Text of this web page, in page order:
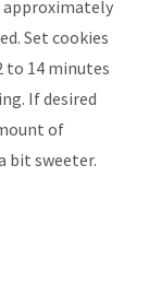
approximately
Set cookies
to 14 minutes
If desired
of
bit sweeter.